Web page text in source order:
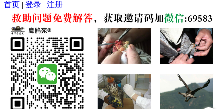
首页 | 登录 | 注册